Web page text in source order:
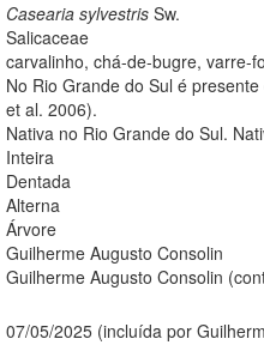
Casearia sylvestris Sw.
Salicaceae
carvalinho, chá-de-bugre, varre-
No Rio Grande do Sul é
et al. 2006).
Nativa no Rio Grande do Sul.
Inteira
Dentada
Alterna
Árvore
Guilherme Augusto Consolin
Guilherme Augusto Consolin
07/05/2025 (incluída por